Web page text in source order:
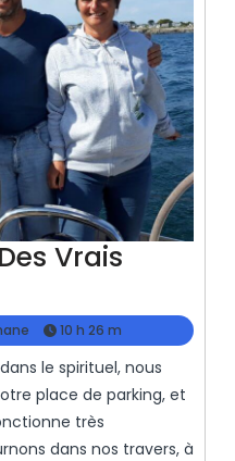
Vrais
Stéphane
10 h 26 m
place de parking, et
très
dans nos travers, à